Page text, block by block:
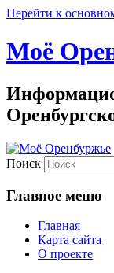
Перейти к
Моё
Поиск
Главное меню
Главная
Карта сайта
О проекте